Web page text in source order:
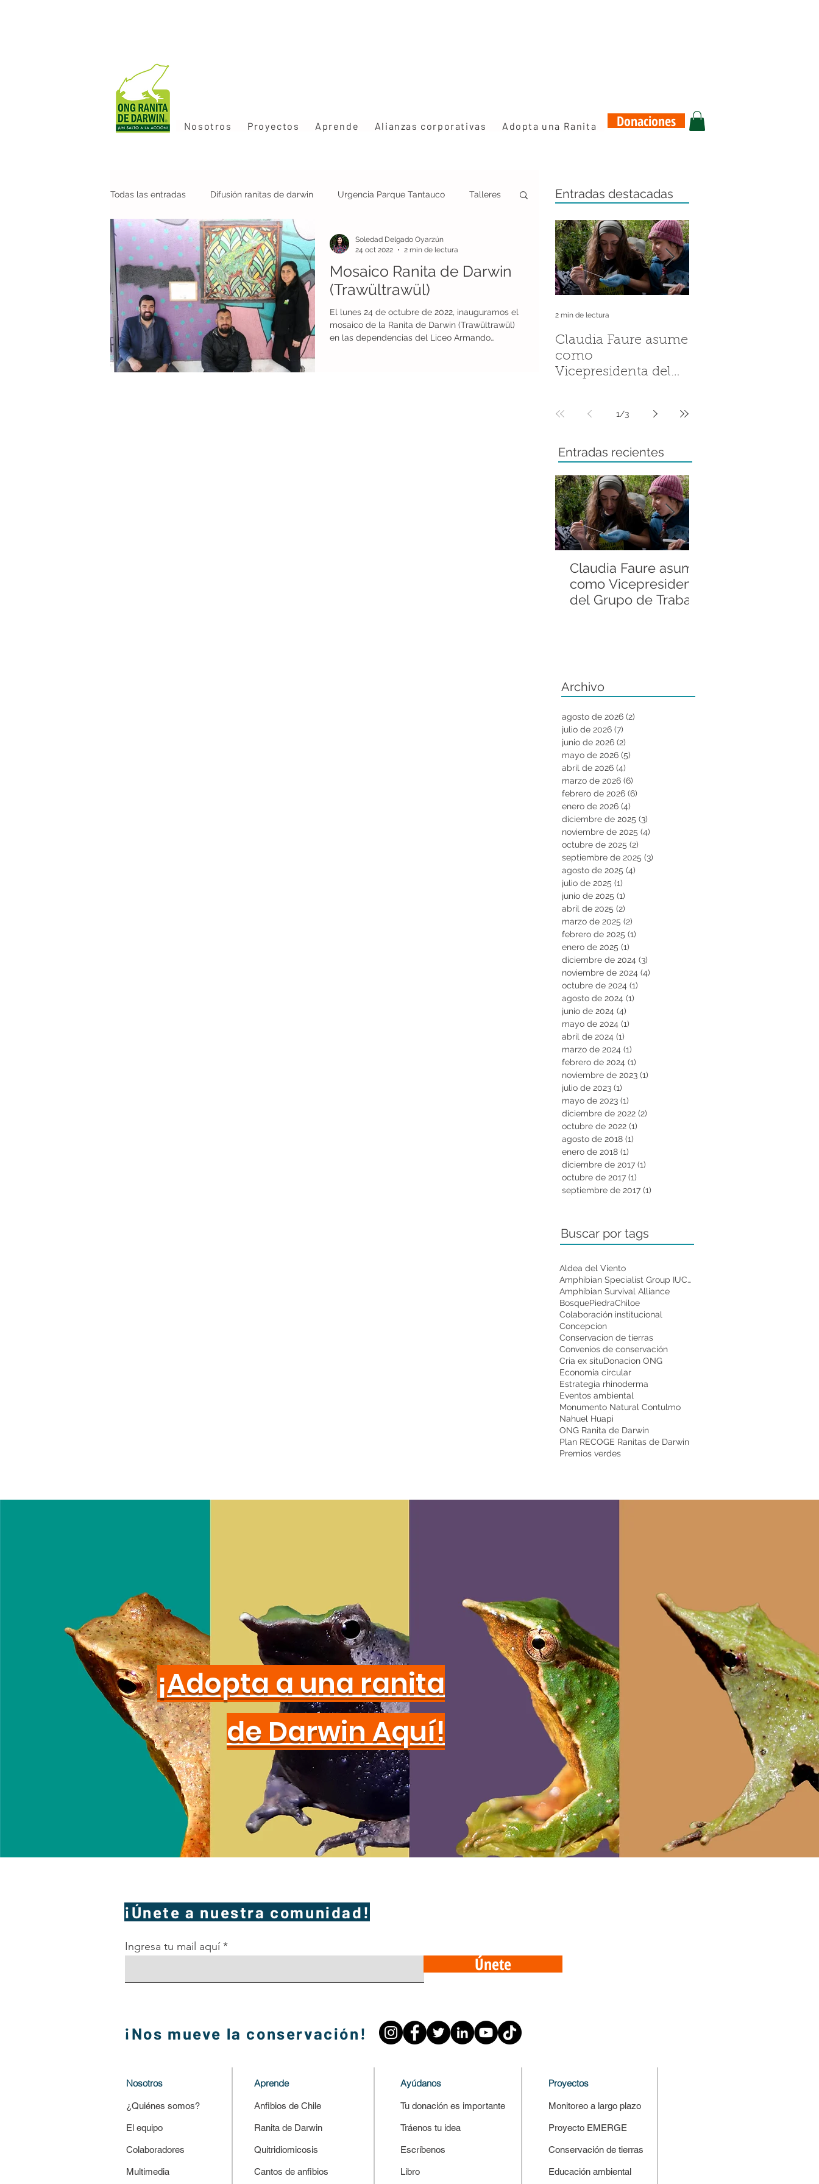
Nosotros Proyectos Aprende Alianzas corporativas Adopta una Ranita Donaciones
Todas las entradas Difusión ranitas de darwin Urgencia Parque Tantauco Talleres
Colaboraciones Nueva población Estrategia Rhinoderma Congresos
Publicaciones anfibios chilenos Conservación de tierras
Plan RECOGE Ranitas de Darwin Reconocimientos Ranita de Mehuín
Mosaico Ranita de Darwin
(Trawültrawül)
El lunes 24 de octubre de 2022, inauguramos el
mosaico de la Ranita de Darwin (Trawültrawül)
en las dependencias del Liceo Armando
Soledad Delgado Oyarzún
24 oct 2022
2 min de lectura
Entradas destacadas
Claudia Faure asume
como
Vicepresidenta del
de Especialistas en
2 min de lectura
1/3
Entradas recientes
Claudia Faure asume
como Vicepresidenta
del Grupo de Trabajo
Archivo
agosto de 2026 (2)
julio de 2026 (7)
junio de 2026 (2)
mayo de 2026 (5)
abril de 2026 (4)
marzo de 2026 (6)
febrero de 2026 (6)
enero de 2026 (4)
diciembre de 2025 (3)
noviembre de 2025 (4)
octubre de 2025 (2)
septiembre de 2025 (3)
agosto de 2025 (4)
julio de 2025 (1)
junio de 2025 (1)
abril de 2025 (2)
marzo de 2025 (2)
febrero de 2025 (1)
enero de 2025 (1)
diciembre de 2024 (3)
noviembre de 2024 (4)
octubre de 2024 (1)
agosto de 2024 (1)
junio de 2024 (4)
mayo de 2024 (1)
abril de 2024 (1)
marzo de 2024 (1)
febrero de 2024 (1)
noviembre de 2023 (1)
julio de 2023 (1)
mayo de 2023 (1)
diciembre de 2022 (2)
octubre de 2022 (1)
agosto de 2018 (1)
enero de 2018 (1)
diciembre de 2017 (1)
octubre de 2017 (1)
septiembre de 2017 (1)
Buscar por tags
Aldea del Viento
Amphibian Specialist Group IUCN
Amphibian Survival Alliance
BosquePiedraChiloe
Colaboración institucional
Concepcion
Conservacion de tierras
Convenios de conservación
Cria ex situDonacion ONG
Economia circular
Estrategia rhinoderma
Eventos ambiental
Monumento Natural Contulmo
Nahuel Huapi
ONG Ranita de Darwin
Plan RECOGE Ranitas de Darwin
Premios verdes
¡Adopta a una ranita
de Darwin Aquí!
¡Únete a nuestra comunidad!
Ingresa tu mail aquí
Únete
¡Nos mueve la conservación!
Nosotros
¿Quiénes somos?
El equipo
Colaboradores
Multimedia
Ayúdanos
Tu donación es importante
Tráenos tu idea
Escríbenos
Libro
Proyectos
Monitoreo a largo plazo
Proyecto EMERGE
Conservación de tierras
Educación ambiental
Aprende
Anfibios de Chile
Ranita de Darwin
Quitridiomicosis
Cantos de anfibios